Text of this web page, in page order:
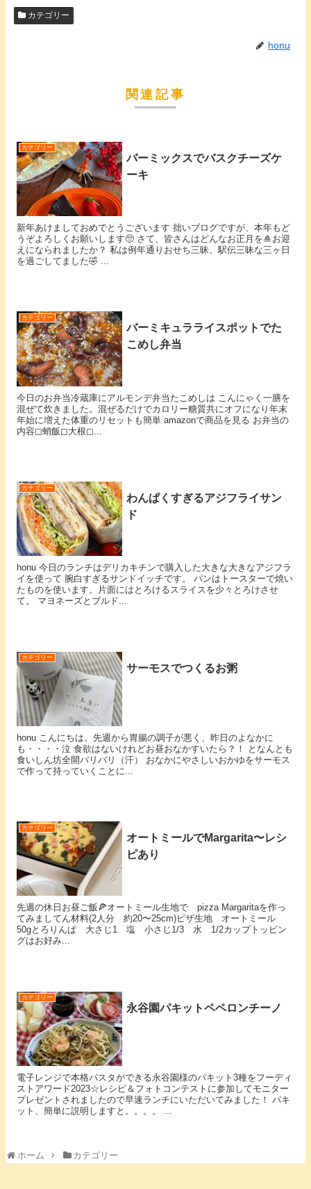
カテゴリー
honu
関連記事
カテゴリー
バーミックスでバスクチーズケ
ーキ
新年あけましておめでとうございます 拙いブログですが、本年もど
うぞよろしくお願いします🥺 さて、皆さんはどんなお正月を🎍お迎
えになられましたか？ 私は例年通りおせち三昧、駅伝三昧な三ヶ日
を過ごしてました🤣 ...
カテゴリー
バーミキュラライスポットでた
こめし弁当
今日のお弁当冷蔵庫にアルモンデ弁当たこめしは こんにゃく一膳を
混ぜて炊きました。混ぜるだけでカロリー糖質共にオフになり年末
年始に増えた体重のリセットも簡単 amazonで商品を見る お弁当の
内容◻︎蛸飯◻︎大根◻...
カテゴリー
わんぱくすぎるアジフライサン
ド
honu 今日のランチはデリカキチンで購入した大きな大きなアジフラ
イを使って 腕白すぎるサンドイッチです。 パンはトースターで焼い
たものを使います。片面にはとろけるスライスを少々とろけさせ
て。 マヨネーズとブルド...
カテゴリー
サーモスでつくるお粥
honu こんにちは。先週から胃腸の調子が悪く、昨日のよなかに
も・・・・泣 食欲はないけれどお昼おなかすいたら？！ となんとも
食いしん坊全開バリバリ（汗） おなかにやさしいおかゆをサーモス
で作って持っていくことに...
カテゴリー
オートミールでMargarita〜レシ
ピあり
先週の休日お昼ご飯🍕⁡オートミール生地で pizza Margaritaを作っ
てみましてん⁡材料(2人分 約20〜25cm)ピザ生地 オートミール
50gとろりんぱ 大さじ1 塩 小さじ1/3 水 1/2カップ⁡トッピン
グはお好み...
カテゴリー
永谷園パキットペペロンチーノ
電子レンジで本格パスタができる永谷園様のパキット3種をフーディ
ストアワード2023☆レシピ＆フォトコンテストに参加してモニター
プレゼントされましたので早速ランチにいただいてみました！ パキ
ット、簡単に説明しますと。。。。 ...
ホーム カテゴリー